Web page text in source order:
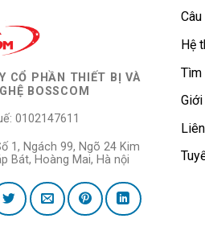
CỔ PHẦN THIẾT BỊ VÀ
BOSSCOM
0102147611
1, Ngách 99, Ngõ 24 Kim
Bát, Hoàng Mai, Hà nội
Hệ
Tìm